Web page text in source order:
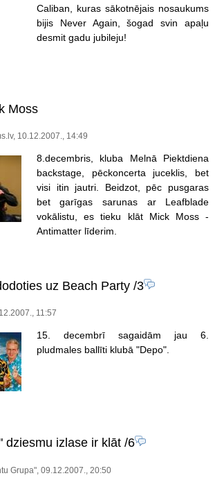
Caliban, kuras sākotnējais nosaukums
bijis Never Again, šogad svin apaļu
desmit gadu jubileju!
Moss
10.12.2007., 14:49
8.decembris, kluba Melnā Piektdiena
backstage, pēckoncerta juceklis, bet
visi itin jautri. Beidzot, pēc pusgaras
bet garīgas sarunas ar Leafblade
vokālistu, es tieku klāt Mick Moss -
Antimatter līderim.
uz Beach Party/3
11:57
15. decembrī sagaidām jau 6.
pludmales ballīti klubā "Depo".
dziesmu izlase ir klāt/6
Grupa", 09.12.2007., 20:50